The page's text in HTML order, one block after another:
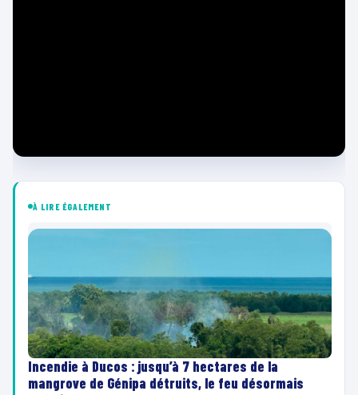
À LIRE ÉGALEMENT
Incendie à Ducos : jusqu’à 7 hectares de la
mangrove de Génipa détruits, le feu désormais